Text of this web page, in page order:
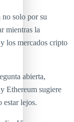
solo por su
mientras la
los mercados cripto
abierta,
Ethereum sugiere
estar lejos.